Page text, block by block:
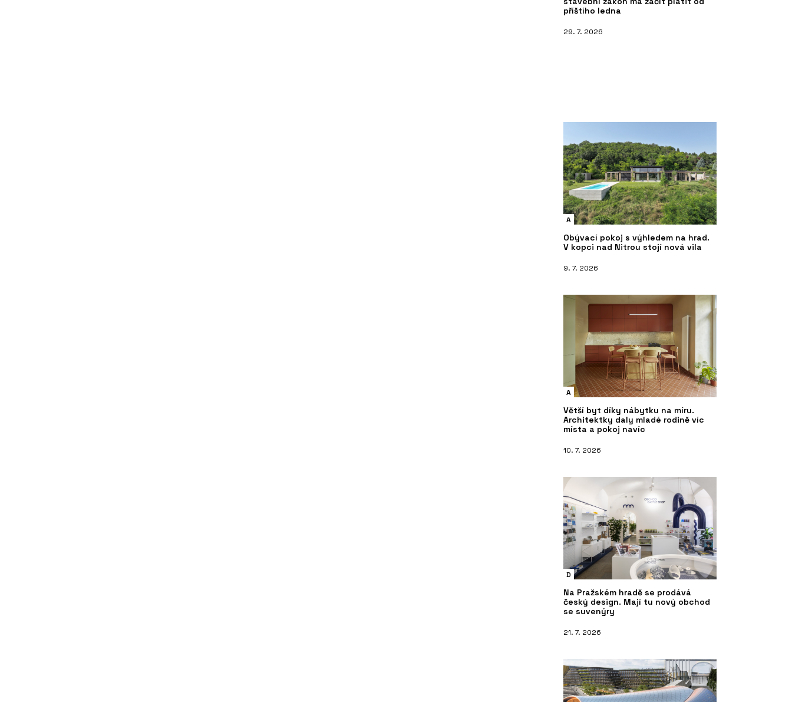
příštího ledna
29. 7. 2026
A
Obývací pokoj s výhledem na hrad.
V kopci nad Nitrou stojí nová vila
9. 7. 2026
A
Větší byt díky nábytku na míru.
Architektky daly mladé rodině víc
místa a pokoj navíc
10. 7. 2026
D
Na Pražském hradě se prodává
český design. Mají tu nový obchod
se suvenýry
21. 7. 2026